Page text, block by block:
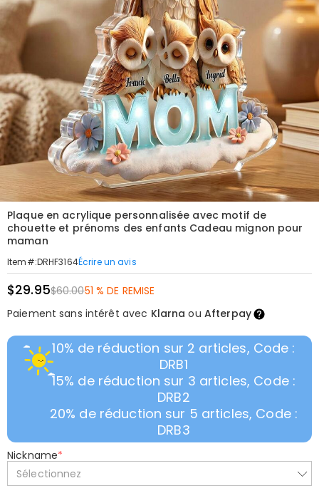
Plaque en acrylique personnalisée avec motif de
chouette et prénoms des enfants Cadeau mignon pour
maman
Item#:DRHF3164Écrire un avis
$29.95$60.0051 % DE REMISE
Paiement sans intérêt avec Klarna ou Afterpay
10% de réduction sur 2 articles, Code :
DRB1
15% de réduction sur 3 articles, Code :
DRB2
20% de réduction sur 5 articles, Code :
DRB3
Nickname*
Sélectionnez